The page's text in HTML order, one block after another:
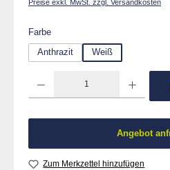
Preise exkl. MwSt. zzgl. Versandkosten
Farbeauswählen
Anthrazit
Weiß
Angebot
Zum Merkzettel hinzufügen